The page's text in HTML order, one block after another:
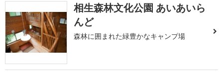
相生森林文化公園 あいあいら
んど
森林に囲まれた緑豊かなキャンプ場